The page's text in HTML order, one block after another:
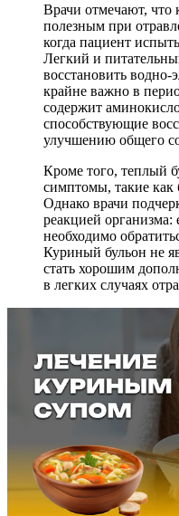
Врачи отмечают,
полезным при
когда пациент
Легкий и
восстановить водно-
крайне важно в
содержит
способствующие
улучшению общего
Кроме того, теплый
симптомы, такие как
Однако врачи
реакцией организма:
необходимо
Куриный бульон не
стать хорошим
в легких случаях